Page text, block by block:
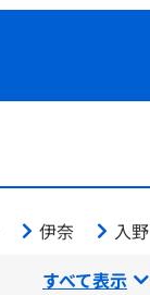
伊奈 入野
すべて表示